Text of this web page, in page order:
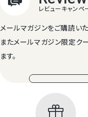
商品レビュー
メールマガジンをご購読い
またメールマガジン限定ク
ます。